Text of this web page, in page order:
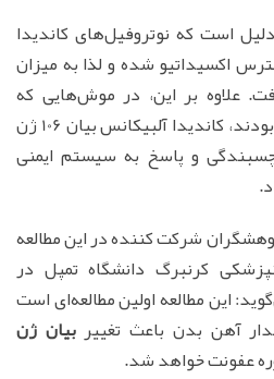
است که نوتروفیل‌های کاندیدا
اکسیداتیو شده و لذا به میزان
علاوه بر این، در موش‌هایی که
دفراسیروکس دریافت کرده بودند، کاندیدا آلبیکانس بیان 106 ژن
و پاسخ به سیستم ایمنی
شرکت کننده در این مطالعه
کرنبرگ دانشگاه تمپل در
این مطالعه اولین مطالعه‌ای است
آهن بدن باعث تغییربیان ژن
عفونت خواهد شد.